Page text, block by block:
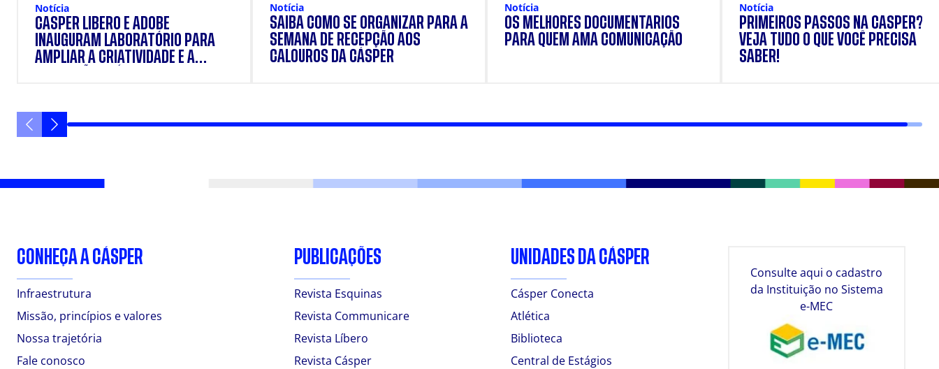
Notícia
CÁSPER LÍBERO E ADOBE
INAUGURAM LABORATÓRIO PARA
AMPLIAR A CRIATIVIDADE E A
Notícia
SAIBA COMO SE ORGANIZAR PARA A
SEMANA DE RECEPÇÃO AOS
CALOUROS DA CÁSPER
Notícia
OS MELHORES DOCUMENTÁRIOS
PARA QUEM AMA COMUNICAÇÃO
Notícia
PRIMEIROS PASSOS NA CÁSPER?
VEJA TUDO O QUE VOCÊ PRECISA
SABER!
CONHEÇA A CÁSPER
Infraestrutura
Missão, princípios e valores
Nossa trajetória
Fale conosco
PUBLICAÇÕES
Revista Esquinas
Revista Communicare
Revista Líbero
Revista Cásper
UNIDADES DA CÁSPER
Cásper Conecta
Atlética
Biblioteca
Central de Estágios
Consulte aqui o cadastro
da Instituição no Sistema
e-MEC